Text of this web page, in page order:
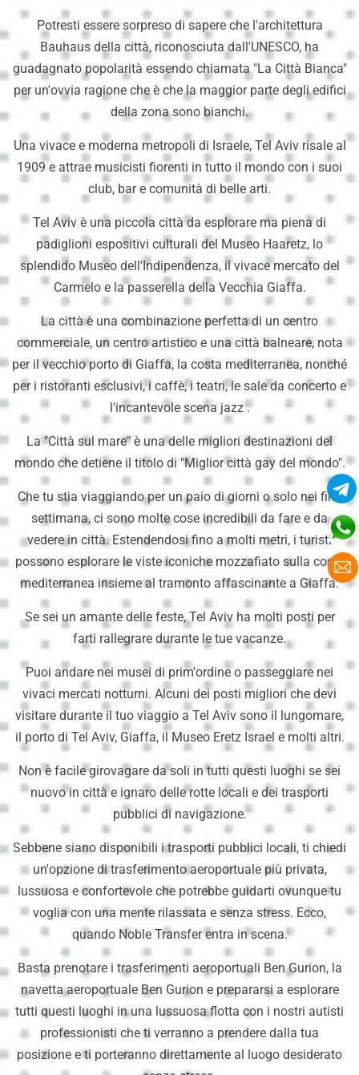
Potresti essere sorpreso di sapere che l'architettura
Bauhaus della città, riconosciuta dall'UNESCO, ha
guadagnato popolarità essendo chiamata "La Città Bianca"
per un'ovvia ragione che è che la maggior parte degli edifici
della zona sono bianchi.
Una vivace e moderna metropoli di Israele, Tel Aviv risale al
1909 e attrae musicisti fiorenti in tutto il mondo con i suoi
club, bar e comunità di belle arti.
Tel Aviv è una piccola città da esplorare ma piena di
padiglioni espositivi culturali del Museo Haaretz, lo
splendido Museo dell'Indipendenza, il vivace mercato del
Carmelo e la passerella della Vecchia Giaffa.
La città è una combinazione perfetta di un centro
commerciale, un centro artistico e una città balneare, nota
per il vecchio porto di Giaffa, la costa mediterranea, nonché
per i ristoranti esclusivi, i caffè, i teatri, le sale da concerto e
l'incantevole scena jazz .
La "Città sul mare" è una delle migliori destinazioni del
mondo che detiene il titolo di "Miglior città gay del mondo".
Che tu stia viaggiando per un paio di giorni o solo nei fine
settimana, ci sono molte cose incredibili da fare e da
vedere in città. Estendendosi fino a molti metri, i turisti
possono esplorare le viste iconiche mozzafiato sulla costa
mediterranea insieme al tramonto affascinante a Giaffa.
Se sei un amante delle feste, Tel Aviv ha molti posti per
farti rallegrare durante le tue vacanze.
Puoi andare nei musei di prim'ordine o passeggiare nei
vivaci mercati notturni. Alcuni dei posti migliori che devi
visitare durante il tuo viaggio a Tel Aviv sono il lungomare,
il porto di Tel Aviv, Giaffa, il Museo Eretz Israel e molti altri.
Non è facile girovagare da soli in tutti questi luoghi se sei
nuovo in città e ignaro delle rotte locali e dei trasporti
pubblici di navigazione.
Sebbene siano disponibili i trasporti pubblici locali, ti chiedi
un'opzione di trasferimento aeroportuale più privata,
lussuosa e confortevole che potrebbe guidarti ovunque tu
voglia con una mente rilassata e senza stress. Ecco,
quando Noble Transfer entra in scena.
Basta prenotare i trasferimenti aeroportuali Ben Gurion, la
navetta aeroportuale Ben Gurion e prepararsi a esplorare
tutti questi luoghi in una lussuosa flotta con i nostri autisti
professionisti che ti verranno a prendere dalla tua
posizione e ti porteranno direttamente al luogo desiderato